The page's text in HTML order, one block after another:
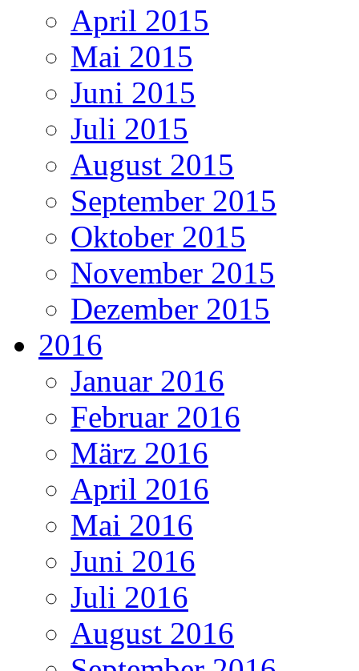
April 2015
Mai 2015
Juni 2015
Juli 2015
August 2015
September 2015
Oktober 2015
November 2015
Dezember 2015
2016
Januar 2016
Februar 2016
März 2016
April 2016
Mai 2016
Juni 2016
Juli 2016
August 2016